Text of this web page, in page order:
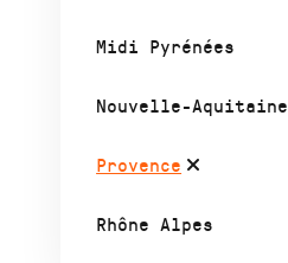
Midi Pyrénées
Nouvelle-Aquitaine
Provence
Rhône Alpes